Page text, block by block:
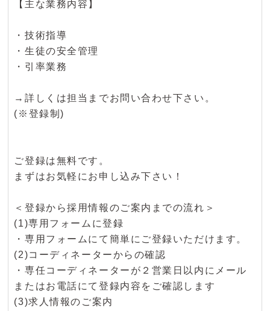
【主な業務内容】
・技術指導
・生徒の安全管理
・引率業務
→詳しくは担当までお問い合わせ下さい。
(※登録制)
ご登録は無料です。
まずはお気軽にお申し込み下さい！
＜登録から採用情報のご案内までの流れ＞
(1)専用フォームに登録
・専用フォームにて簡単にご登録いただけます。
(2)コーディネーターからの確認
・専任コーディネーターが２営業日以内にメール
またはお電話にて登録内容をご確認します
(3)求人情報のご案内